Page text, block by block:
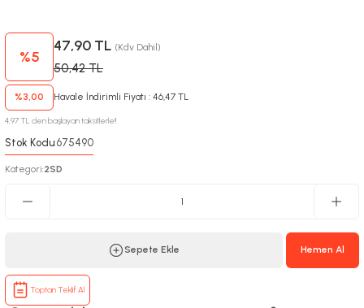
%5
47,90 TL (Kdv Dahil)
50,42 TL
%3,00 Havale İndirimli Fiyatı : 46,47 TL
4,97 TL den başlayan taksitlerle!!
Stok Kodu:675490
Kategori:2SD
Sepete Ekle Hemen Al
Toptan Teklif Al